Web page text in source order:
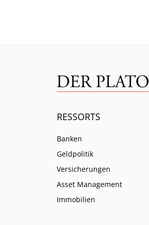
RESSORTS
Banken
Geldpolitik
Versicherungen
Asset Management
Immobilien